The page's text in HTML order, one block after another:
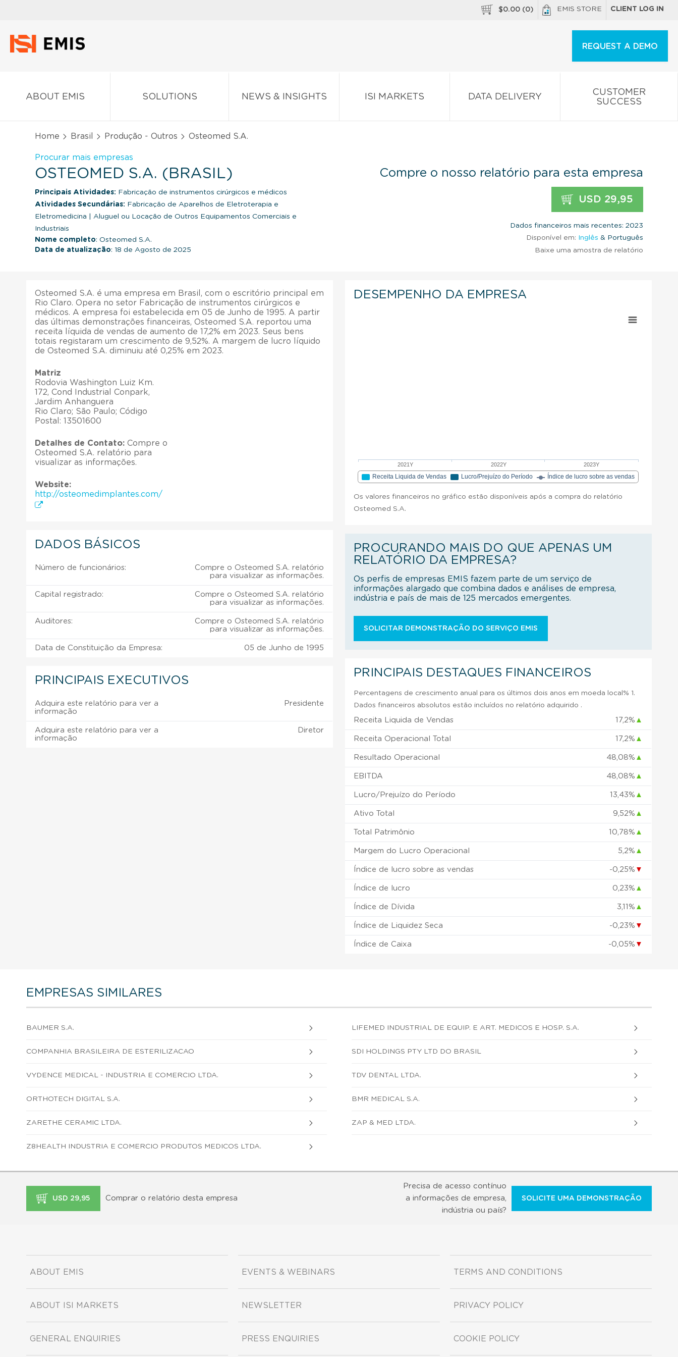
$0.00 (0) EMIS STORE CLIENT LOG IN
REQUEST A DEMO
ABOUT EMIS SOLUTIONS NEWS & INSIGHTS ISI MARKETS DATA DELIVERY
CUSTOMER
SUCCESS
Home Brasil Produção - Outros Osteomed S.A.
Procurar mais empresas
OSTEOMED S.A. (BRASIL)
Principais Atividades: Fabricação de instrumentos cirúrgicos e médicos
Atividades Secundárias: Fabricação de Aparelhos de Eletroterapia e
Eletromedicina
Aluguel ou Locação de Outros Equipamentos Comerciais e
Industriais
Nome completo: Osteomed S.A.
Data de atualização: 18 de Agosto de 2025
Compre o nosso relatório para esta empresa
USD 29,95
Dados financeiros mais recentes: 2023
Disponível em: Inglês & Português
Baixe uma amostra de relatório
Osteomed S.A. é uma empresa em Brasil, com o escritório principal em
Rio Claro. Opera no setor Fabricação de instrumentos cirúrgicos e
médicos. A empresa foi estabelecida em 05 de Junho de 1995. A partir
das últimas demonstrações financeiras, Osteomed S.A. reportou uma
receita líquida de vendas de aumento de 17,2% em 2023. Seus bens
totais registaram um crescimento de 9,52%. A margem de lucro líquido
de Osteomed S.A. diminuiu até 0,25% em 2023.
Matriz
Rodovia Washington Luiz Km.
172, Cond Industrial Conpark,
Jardim Anhanguera
Rio Claro; São Paulo; Código
Postal: 13501600
Detalhes de Contato: Compre o
Osteomed S.A. relatório para
visualizar as informações.
Website:
http://osteomedimplantes.com/
DADOS BÁSICOS
Número de funcionários:
Compre o Osteomed S.A. relatório
para visualizar as informações.
Capital registrado:
Compre o Osteomed S.A. relatório
para visualizar as informações.
Auditores:
Compre o Osteomed S.A. relatório
para visualizar as informações.
Data de Constituição da Empresa: 05 de Junho de 1995
PRINCIPAIS EXECUTIVOS
Adquira este relatório para ver a
informação
Presidente
Adquira este relatório para ver a
informação
Diretor
DESEMPENHO DA EMPRESA
2021Y 2022Y 2023Y
Receita Liquida de Vendas Lucro/Prejuízo do Período Índice de lucro sobre as vendas
Os valores financeiros no gráfico estão disponíveis após a compra do relatório
Osteomed S.A.
PROCURANDO MAIS DO QUE APENAS UM
RELATÓRIO DA EMPRESA?
Os perfis de empresas EMIS fazem parte de um serviço de
informações alargado que combina dados e análises de empresa,
indústria e país de mais de 125 mercados emergentes.
SOLICITAR DEMONSTRAÇÃO DO SERVIÇO EMIS
PRINCIPAIS DESTAQUES FINANCEIROS
Percentagens de crescimento anual para os últimos dois anos em moeda local% 1.
Dados financeiros absolutos estão incluídos no relatório adquirido .
Receita Liquida de Vendas 17,2% ▲
Receita Operacional Total 17,2% ▲
Resultado Operacional 48,08% ▲
EBITDA 48,08% ▲
Lucro/Prejuízo do Período 13,43% ▲
Ativo Total 9,52% ▲
Total Patrimônio 10,78% ▲
Margem do Lucro Operacional 5,2% ▲
Índice de lucro sobre as vendas -0,25% ▼
Índice de lucro 0,23% ▲
Índice de Dívida 3,11% ▲
Índice de Liquidez Seca -0,23% ▼
Índice de Caixa -0,05% ▼
EMPRESAS SIMILARES
BAUMER S.A. LIFEMED INDUSTRIAL DE EQUIP. E ART. MEDICOS E HOSP. S.A.
COMPANHIA BRASILEIRA DE ESTERILIZACAO SDI HOLDINGS PTY LTD DO BRASIL
VYDENCE MEDICAL - INDUSTRIA E COMERCIO LTDA. TDV DENTAL LTDA.
ORTHOTECH DIGITAL S.A. BMR MEDICAL S.A.
ZARETHE CERAMIC LTDA. ZAP & MED LTDA.
Z8HEALTH INDUSTRIA E COMERCIO PRODUTOS MEDICOS LTDA.
USD 29,95 Comprar o relatório desta empresa
Precisa de acesso contínuo
a informações de empresa,
indústria ou país?
SOLICITE UMA DEMONSTRAÇÃO
ABOUT EMIS
ABOUT ISI MARKETS
GENERAL ENQUIRIES
EVENTS & WEBINARS
NEWSLETTER
PRESS ENQUIRIES
TERMS AND CONDITIONS
PRIVACY POLICY
COOKIE POLICY